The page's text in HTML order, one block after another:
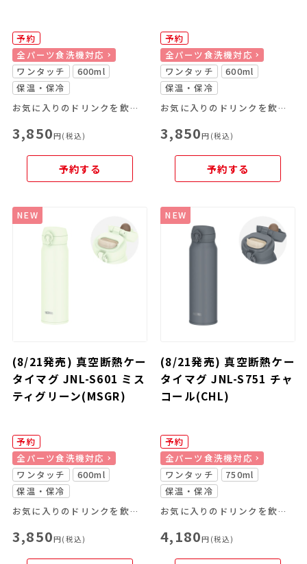
予約
全パーツ食洗機対応
ワンタッチ
600ml
保温・保冷
お気に入りのドリンクを飲み頃温度で、いつでもどこでも楽しめる
3,850円(税込)
予約する
予約
全パーツ食洗機対応
ワンタッチ
600ml
保温・保冷
お気に入りのドリンクを飲み頃温度で、いつでもどこでも楽しめる
3,850円(税込)
予約する
NEW
(8/21発売) 真空断熱ケー
タイマグ JNL-S601 ミス
ティグリーン(MSGR)
予約
全パーツ食洗機対応
ワンタッチ
600ml
保温・保冷
お気に入りのドリンクを飲み頃温度で、いつでもどこでも楽しめる
3,850円(税込)
NEW
(8/21発売) 真空断熱ケー
タイマグ JNL-S751 チャ
コール(CHL)
予約
全パーツ食洗機対応
ワンタッチ
750ml
保温・保冷
お気に入りのドリンクを飲み頃温度で、いつでもどこでも楽しめる
4,180円(税込)